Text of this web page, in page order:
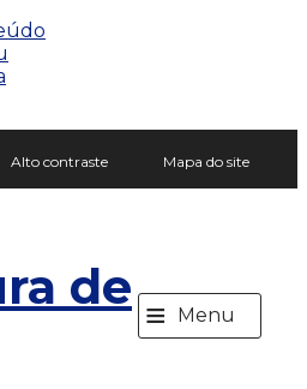
Alto contraste Mapa do site
de ≡ Menu